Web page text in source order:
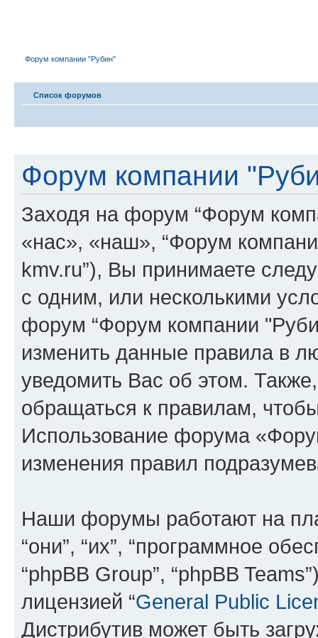
Форум компании "Рубин"
Список форумов
Форум компании
Заходя на форум “Форум
«нас», «наш», “Форум
kmv.ru”), Вы принимаете
с одним, или несколькими
форум “Форум компании
изменить данные правила в
уведомить Вас об этом.
обращаться к правилам,
Использование форума
изменения правил
Наши форумы работают на
“они”, “их”, “программное
“phpBB Group”, “phpBB
лицензией “General Public
Дистрибутив может быть